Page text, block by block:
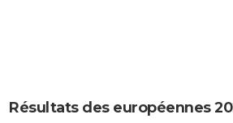
CARTE DE VOEUX
Résultats des européennes